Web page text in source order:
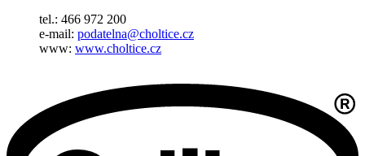
tel.: 466 972 200
e-mail: podatelna@choltice.cz
www: www.choltice.cz